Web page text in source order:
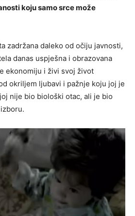
koju samo srce može
zadržana daleko od očiju javnosti,
danas uspješna i obrazovana
ekonomiju i živi svoj život
okriljem ljubavi i pažnje koju joj je
nije bio biološki otac, ali je bio